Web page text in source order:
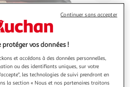
à
protéger vos données !
et accédons à des données personnelles,
ou des identifiants uniques, sur votre
les technologies de suivi prendront en
la section « Nous et nos partenaires traitons
Continuer sans accepter